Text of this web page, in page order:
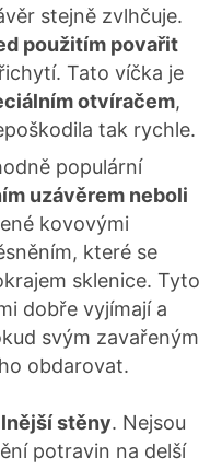
stejně zvlhčuje.
použitím povařit
Tato víčka je
otvíračem,
tak rychle.
populární
uzávěrem neboli
kovovými
které se
sklenice. Tyto
dobře vyjímají a
svým zavařeným
obdarovat.
stěny. Nejsou
potravin na delší